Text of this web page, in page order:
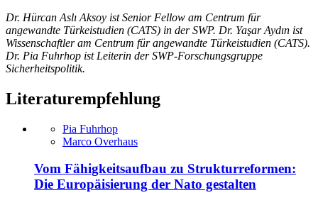
Dr. Hürcan Aslı Aksoy ist Senior Fellow am Centrum für
angewandte Türkeistudien (CATS) in der SWP. Dr. Yaşar Aydın ist
Wissenschaftler am Centrum für angewandte Türkeistudien (CATS).
Dr. Pia Fuhrhop ist Leiterin der SWP-Forschungsgruppe
Sicherheitspolitik.
Literaturempfehlung
Pia Fuhrhop
Marco Overhaus
Vom Fähigkeitsaufbau zu Strukturreformen:
Die Europäisierung der Nato gestalten